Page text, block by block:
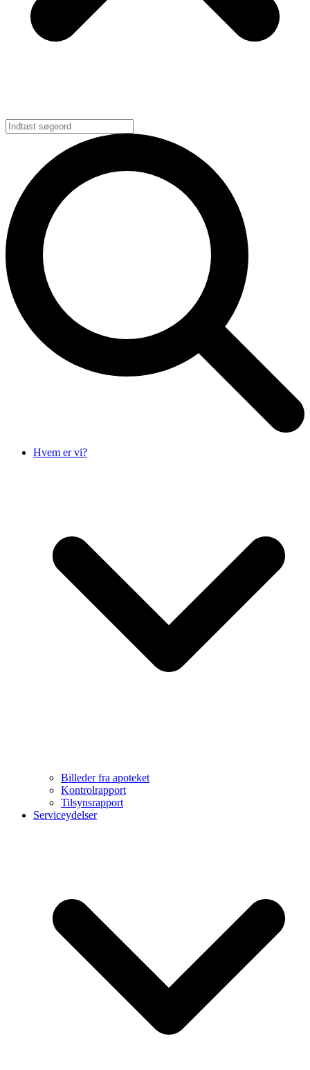
Hvem er vi?
Billeder fra apoteket
Kontrolrapport
Tilsynsrapport
Serviceydelser